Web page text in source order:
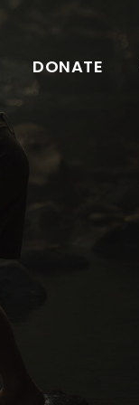
DONATE